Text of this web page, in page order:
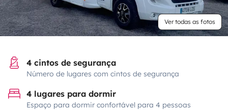
Ver todas as fotos
4 cintos de segurança
Número de lugares com cintos de segurança
4 lugares para dormir
Espaço para dormir confortável para 4 pessoas